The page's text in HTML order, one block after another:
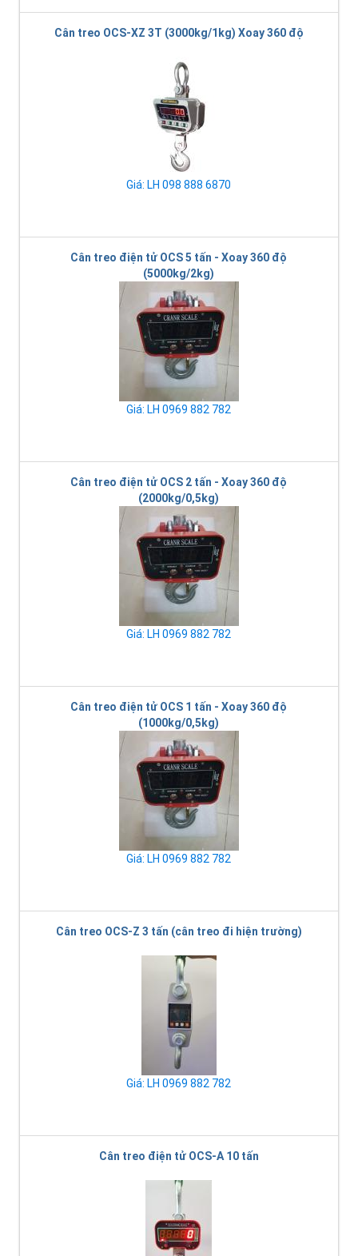
Cân treo OCS-XZ 3T (3000kg/1kg) Xoay 360 độ
Giá: LH 098 888 6870
Cân treo điện tử OCS 5 tấn - Xoay 360 độ
(5000kg/2kg)
Giá: LH 0969 882 782
Cân treo điện tử OCS 2 tấn - Xoay 360 độ
(2000kg/0,5kg)
Giá: LH 0969 882 782
Cân treo điện tử OCS 1 tấn - Xoay 360 độ
(1000kg/0,5kg)
Giá: LH 0969 882 782
Cân treo OCS-Z 3 tấn (cân treo đi hiện trường)
Giá: LH 0969 882 782
Cân treo điện tử OCS-A 10 tấn